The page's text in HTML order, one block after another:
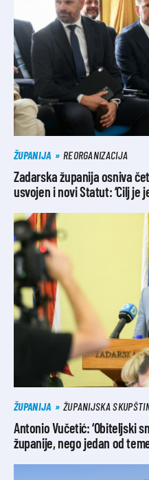
ŽUPANIJA REORGANIZACIJA
Zadarska županija osniva
usvojen i novi Statut: ‘Cilj je
ŽUPANIJA ŽUPANIJSKA
Antonio Vučetić: ‘Obiteljski
županije, nego jedan od